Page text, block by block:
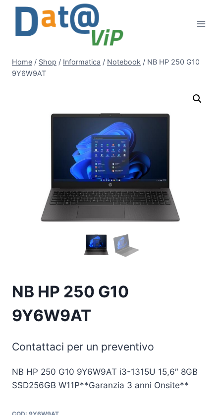
Salta
contenuto
Home / Shop / Informatica / Notebook / NB HP 250 G10
9Y6W9AT
NB HP 250 G10
9Y6W9AT
Contattaci per un preventivo
NB HP 250 G10 9Y6W9AT i3-1315U 15,6″ 8GB
SSD256GB W11P**Garanzia 3 anni Onsite**